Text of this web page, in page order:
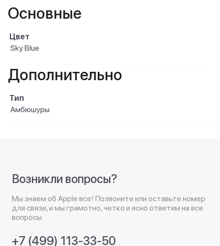
Основные
Цвет
Sky Blue
Дополнительно
Тип
Амбюшуры
Возникли вопросы?
Мы знаем об Apple все! Позвоните или оставьте номер
для связи, и мы грамотно, четко и ясно ответим на все
вопросы.
+7 (499) 113-33-50